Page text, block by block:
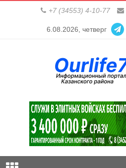
+7 (34553) 4-10-77
6.08.2026, четверг